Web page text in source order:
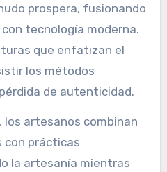
prospera, fusionando
tecnología moderna.
que enfatizan el
los métodos
de autenticidad.
los artesanos combinan
con prácticas
la artesanía mientras